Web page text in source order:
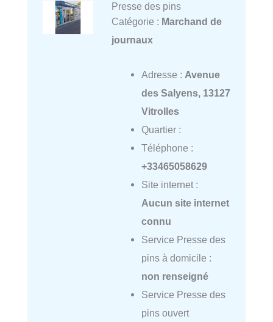
Presse des pins
Catégorie : Marchand de
journaux
Adresse : Avenue
des Salyens, 13127
Vitrolles
Quartier :
Téléphone :
+33465058629
Site internet :
Aucun site internet
connu
Service Presse des
pins à domicile :
non renseigné
Service Presse des
pins ouvert